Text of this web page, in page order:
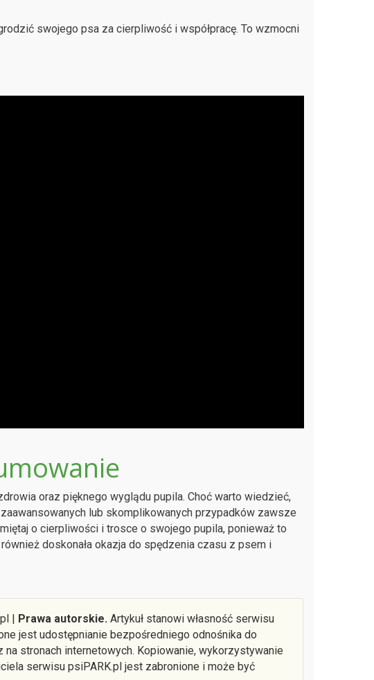
swojego psa za cierpliwość i współpracę. To wzmocni
oraz pięknego wyglądu pupila. Choć warto wiedzieć,
lub skomplikowanych przypadków zawsze
o cierpliwości i trosce o swojego pupila, ponieważ to
doskonała okazja do spędzenia czasu z psem i
| Prawa autorskie. Artykuł stanowi własność serwisu
jest udostępnianie bezpośredniego odnośnika do
stronach internetowych. Kopiowanie, wykorzystywanie
serwisu psiPARK.pl jest zabronione i może być